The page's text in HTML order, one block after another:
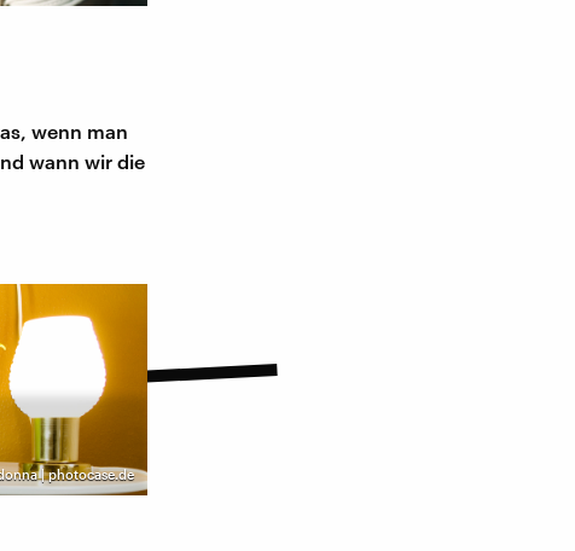
wenn man
wann wir die
| photocase.de